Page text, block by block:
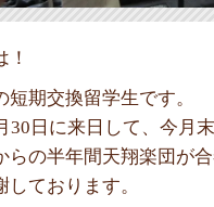
！
短期交換留学生です。
30日に来日して、今月
らの半年間天翔楽団が
しております。